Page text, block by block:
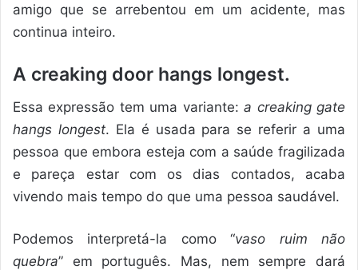
amigo que se arrebentou em um acidente, mas
continua inteiro.
A creaking door hangs longest.
Essa expressão tem uma variante:a creaking gate
hangs longest. Ela é usada para se referir a uma
pessoa que embora esteja com a saúde fragilizada
e pareça estar com os dias contados, acaba
vivendo mais tempo do que uma pessoa saudável.
Podemos interpretá-la como “vaso ruim não
quebra” em português. Mas, nem sempre dará